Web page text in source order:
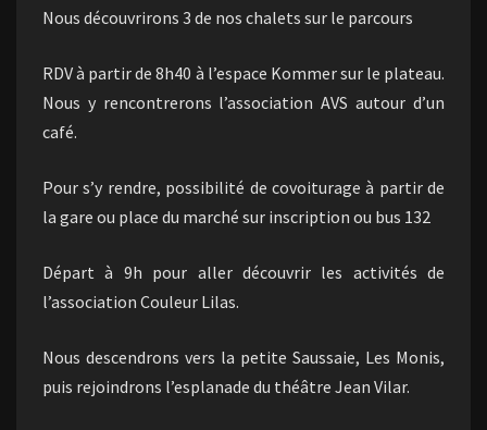
Nous découvrirons 3 de nos chalets sur le parcours
RDV à partir de 8h40 à l’espace Kommer sur le plateau.
Nous y rencontrerons l’association AVS autour d’un
café.
Pour s’y rendre, possibilité de covoiturage à partir de
la gare ou place du marché sur inscription ou bus 132
Départ à 9h pour aller découvrir les activités de
l’association Couleur Lilas.
Nous descendrons vers la petite Saussaie, Les Monis,
puis rejoindrons l’esplanade du théâtre Jean Vilar.